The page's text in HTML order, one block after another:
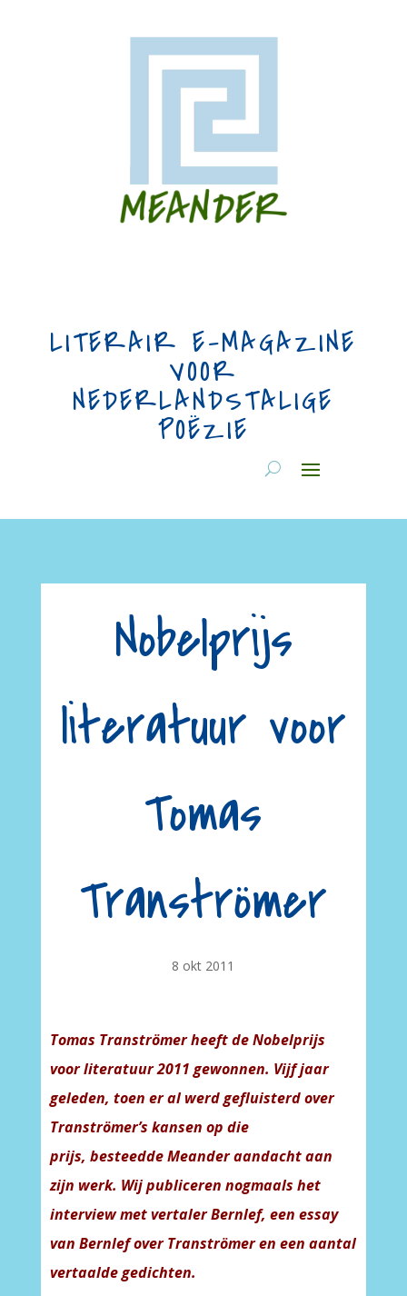
LITERAIR E-MAGAZINE
VOOR
NEDERLANDSTALIGE
POËZIE
Nobelprijs
literatuur voor
Tomas
Tranströmer
8 okt 2011
Tomas Tranströmer heeft de Nobelprijs
voor literatuur 2011 gewonnen. Vijf jaar
geleden, toen er al werd gefluisterd over
Tranströmer’s kansen op die
prijs, besteedde Meander aandacht aan
zijn werk. Wij publiceren nogmaals het
interview met vertaler Bernlef, een essay
van Bernlef over Tranströmer en een aantal
vertaalde gedichten.